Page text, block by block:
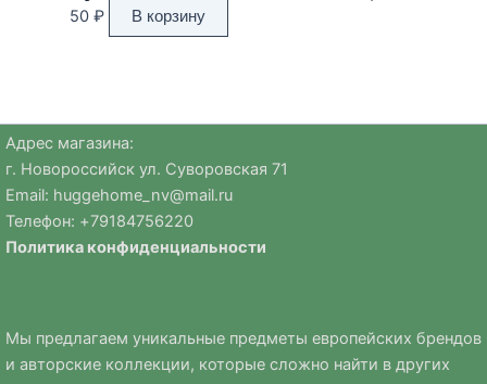
50 ₽ В корзину
Адрес магазина:
г. Новороссийск ул. Суворовская 71
Email: huggehome_nv@mail.ru
Телефон: +79184756220
Политика конфиденциальности
Мы предлагаем уникальные предметы европейских брендов
и авторские коллекции, которые сложно найти в других